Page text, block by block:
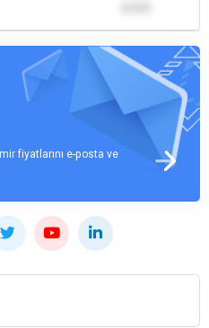
fiyatlarını e-posta ve